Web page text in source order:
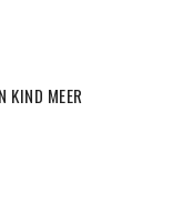
KIND MEER